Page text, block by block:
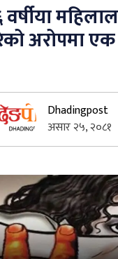
अरोपमा
Dhadingpost
असार २५, २०८१